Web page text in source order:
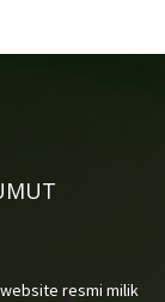
resmi milik